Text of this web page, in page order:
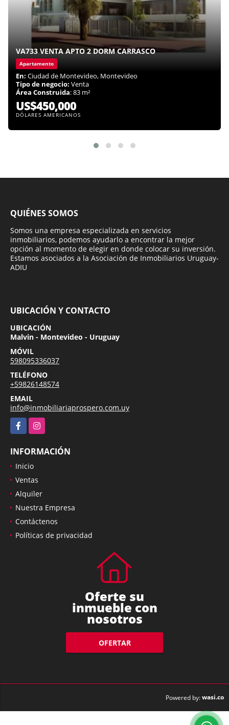
VA733 VENTA APTO 2 DORM CARRASCO
Apartamento
En: Ciudad de Montevideo, Montevideo
Tipo de negocio: Venta
Área Construida: 83 m²
US$450,000
DÓLARES AMERICANOS
QUIÉNES SOMOS
Somos una empresa especializada en servicios
inmobiliarios, podemos ayudarlo a encontrar la mejor
opción al momento de elegir en donde colocar su inversión.
Estamos asociados a la Asociación de Inmobiliarios Uruguay-
ADIU
UBICACIÓN Y CONTACTO
UBICACIÓN
Malvin - Montevideo - Uruguay
MÓVIL
598095336037
TELÉFONO
+59826148574
EMAIL
info@inmobiliariaprospero.com.uy
FacebookInstagram
INFORMACIÓN
Inicio
Ventas
Alquiler
Nuestra Empresa
Contáctenos
Políticas de privacidad
Oferte su
inmueble con
nosotros
OFERTAR
Powered by:wasi.co